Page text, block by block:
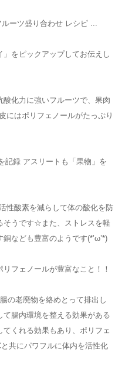
をピックアップしてお伝えし
化力に強いフルーツで、果肉
にはポリフェノールがたっぷり
性酸素を減らして体の酸化を防
そうです☆また、ストレスを軽
なども豊富のようです(*’ω’*)
フェノールが豊富なこと！！
の老廃物を絡めとって排出し
腸内環境を整える効果がある
くれる効果もあり、ポリフェ
共にパワフルに体内を活性化